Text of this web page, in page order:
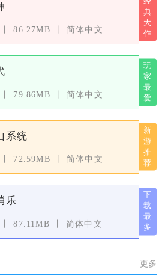
86.27MB 简体中文
79.86MB 简体中文
系统
72.59MB 简体中文
乐
87.11MB 简体中文
更多